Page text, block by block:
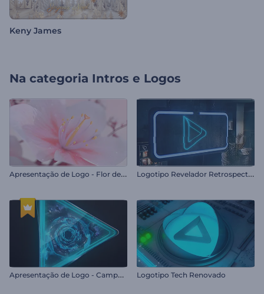
Keny James
Na categoria Intros e Logos
A
presentação de Logo - Flor de Cerejeira L
ogotipo Revelador Retrospectiva
A
presentação de Logo - Campo Estelar Logotipo Tech Renovado